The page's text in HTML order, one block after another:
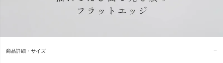
商品詳細・サイズ